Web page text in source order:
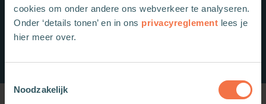
cookies om onder andere ons webverkeer te analyseren.
Onder ‘details tonen’ en in ons privacyreglement lees je
hier meer over.
Noodzakelijk